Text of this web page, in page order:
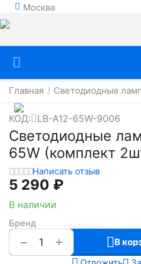
Москва
Главная / Светодиодные
КОД: LB-A12-65W-9006
Светодиодные
65W (комплект
Написать отзыв
5 290 ₽
В наличии
Бренд
+
−
В